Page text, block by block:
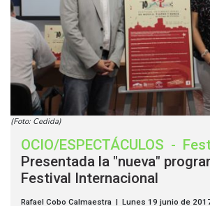
(Foto: Cedida)
OCIO/ESPECTÁCULOS -
Presentada la "nueva"
Festival Internacional
Rafael Cobo Calmaestra | Lunes 19 junio de